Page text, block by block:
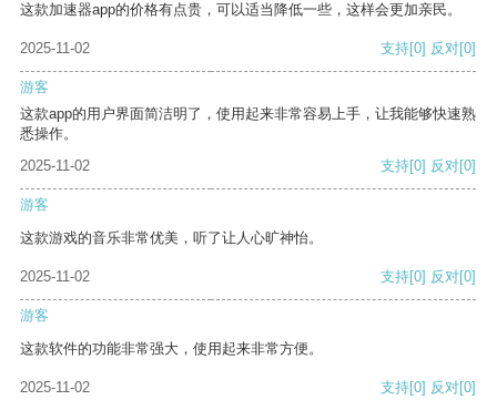
这款加速器app的价格有点贵，可以适当降低一些，这样会更加亲民。
2025-11-02 支持[0] 反对[0]
游客
这款app的用户界面简洁明了，使用起来非常容易上手，让我能够快速熟
悉操作。
2025-11-02
支持[0] 反对[0]
游客
这款游戏的音乐非常优美，听了让人心旷神怡。
2025-11-02 支持[0] 反对[0]
游客
这款软件的功能非常强大，使用起来非常方便。
2025-11-02 支持[0] 反对[0]